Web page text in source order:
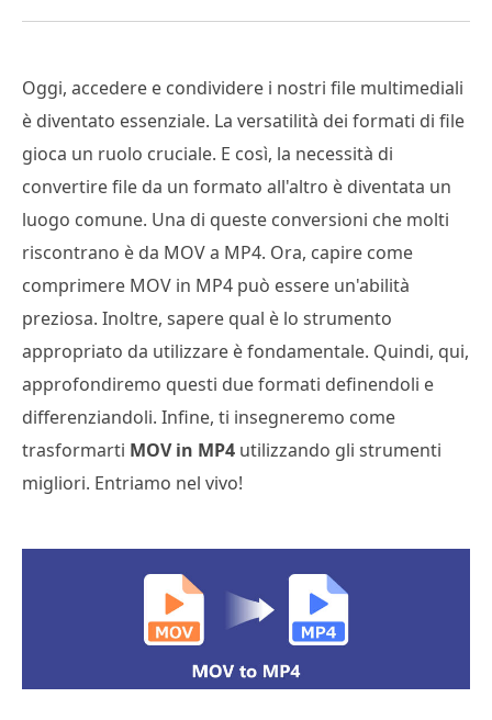
Oggi, accedere e condividere i nostri file multimediali
è diventato essenziale. La versatilità dei formati di file
gioca un ruolo cruciale. E così, la necessità di
convertire file da un formato all'altro è diventata un
luogo comune. Una di queste conversioni che molti
riscontrano è da MOV a MP4. Ora, capire come
comprimere MOV in MP4 può essere un'abilità
preziosa. Inoltre, sapere qual è lo strumento
appropriato da utilizzare è fondamentale. Quindi, qui,
approfondiremo questi due formati definendoli e
differenziandoli. Infine, ti insegneremo come
trasformarti MOV in MP4 utilizzando gli strumenti
migliori. Entriamo nel vivo!